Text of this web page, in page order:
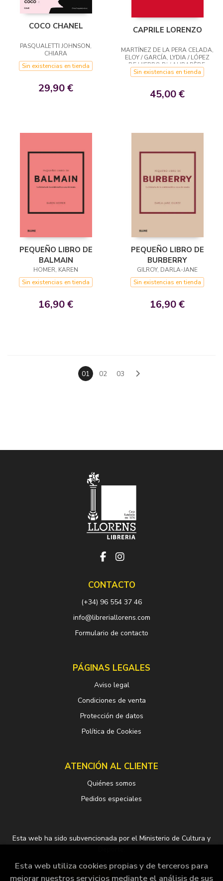
COCO CHANEL
PASQUALETTI JOHNSON,
CHIARA
Sin existencias en tienda
29,90 €
CAPRILE LORENZO
MARTÍNEZ DE LA PERA CELADA,
ELOY / GARCÍA, LYDIA / LÓPEZ
DE HIERRO D’ / AUBARÈDE,
HELENA / GUTIERREZ, JUAN /
Sin existencias en tienda
45,00 €
PEQUEÑO LIBRO DE
BALMAIN
HOMER, KAREN
Sin existencias en tienda
16,90 €
PEQUEÑO LIBRO DE
BURBERRY
GILROY, DARLA-JANE
Sin existencias en tienda
16,90 €
01 02 03
CONTACTO
(+34) 96 554 37 46
info@libreriallorens.com
Formulario de contacto
PÁGINAS LEGALES
Aviso legal
Condiciones de venta
Protección de datos
Política de Cookies
ATENCIÓN AL CLIENTE
Quiénes somos
Pedidos especiales
Esta web ha sido subvencionada por el Ministerio de Cultura y
Esta web utiliza cookies propias y de terceros para
mejorar nuestros servicios mediante el análisis de sus